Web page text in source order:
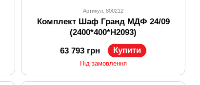
Артикул: 800212
Комплект Шаф Гранд МДФ 24/09
(2400*400*H2093)
63 793 грн Купити
Під замовлення